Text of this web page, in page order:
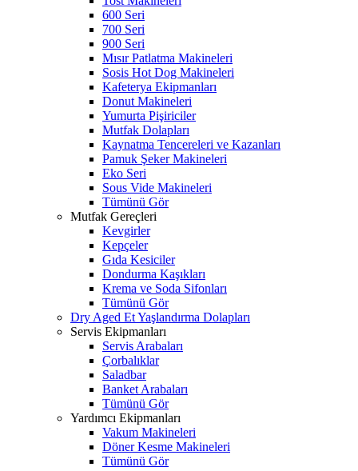
600 Seri
700 Seri
900 Seri
Mısır Patlatma Makineleri
Sosis Hot Dog Makineleri
Kafeterya Ekipmanları
Donut Makineleri
Yumurta Pişiriciler
Mutfak Dolapları
Kaynatma Tencereleri ve Kazanları
Pamuk Şeker Makineleri
Eko Seri
Sous Vide Makineleri
Tümünü Gör
Mutfak Gereçleri
Kevgirler
Kepçeler
Gıda Kesiciler
Dondurma Kaşıkları
Krema ve Soda Sifonları
Tümünü Gör
Dry Aged Et Yaşlandırma Dolapları
Servis Ekipmanları
Servis Arabaları
Çorbalıklar
Saladbar
Banket Arabaları
Tümünü Gör
Yardımcı Ekipmanları
Vakum Makineleri
Döner Kesme Makineleri
Tümünü Gör